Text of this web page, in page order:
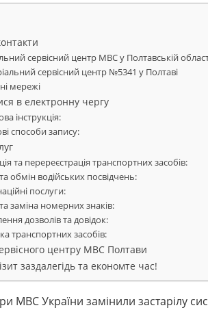
сервісний центр МВС у Полтавській
сервісний центр №5341 у Полтаві
мережі
в електронну чергу
інструкція:
способи запису:
та перереєстрація транспортних засобів:
обмін водійських посвідчень:
послуги:
заміна номерних знаків:
дозволів та довідок:
транспортних засобів:
центру МВС Полтави
заздалегідь та економте час!
МВС України замінили застарілу